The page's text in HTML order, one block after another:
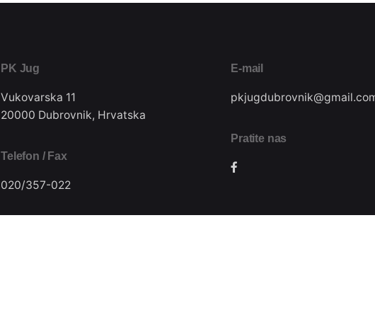
PK Jug
Vukovarska 11
20000 Dubrovnik, Hrvatska
Telefon / Fax
020/357-022
E-mail
Pratite nas